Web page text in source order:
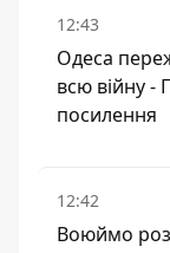
12:43
Одеса
всю війну -
посилення
12:42
Воюймо